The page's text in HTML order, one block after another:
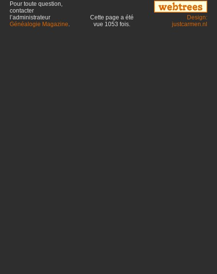
Pour toute question,
contacter
l’administrateur
Généalogie Magazine.
Cette page a été
vue 1053 fois.
Design:
justcarmen.nl